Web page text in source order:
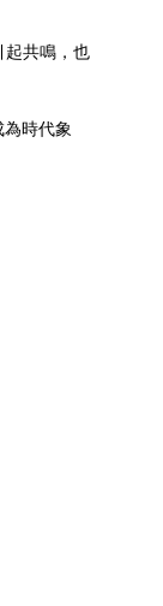
起共鳴，也
時代象